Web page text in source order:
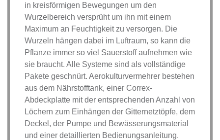
in kreisförmigen Bewegungen um den
Wurzelbereich versprüht um ihn mit einem
Maximum an Feuchtigkeit zu versorgen. Die
Wurzeln hängen dabei im Luftraum, so kann die
Pflanze immer so viel Sauerstoff aufnehmen wie
sie braucht. Alle Systeme sind als vollständige
Pakete geschnürt. Aerokulturvermehrer bestehen
aus dem Nährstofftank, einer Correx-
Abdeckplatte mit der entsprechenden Anzahl von
Löchern zum Einhängen der Gitternetztöpfe, dem
Deckel, der Pumpe und Bewässerungsmaterial
und einer detaillierten Bedienungsanleitung.